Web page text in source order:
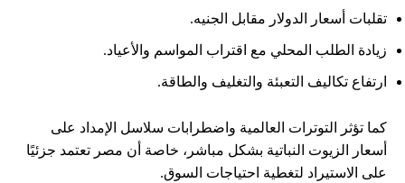
تقلبات أسعار الدولار مقابل الجنيه.
زيادة الطلب المحلي مع اقتراب المواسم والأعياد.
ارتفاع تكاليف التعبئة والتغليف والطاقة.
كما تؤثر التوترات العالمية واضطرابات سلاسل الإمداد على
أسعار الزيوت النباتية بشكل مباشر، خاصة أن مصر تعتمد جزئيًا
على الاستيراد لتغطية احتياجات السوق.